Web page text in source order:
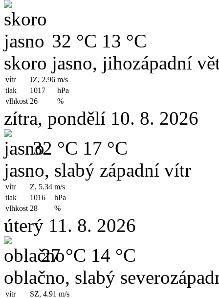
32 °C 13 °C
skoro jasno, jihozápadní
vítr JZ, 2.96 m/s
tlak
1017
hPa
vlhkost 26 %
zítra, pondělí 10. 8. 2026
32 °C 17 °C
jasno, slabý západní vítr
vítr Z, 5.34 m/s
tlak
1016
hPa
vlhkost 28 %
úterý 11. 8. 2026
27 °C 14 °C
oblačno, slabý
vítr SZ, 4.91 m/s